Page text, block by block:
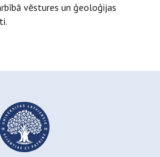
vēstures un ģeoloģijas